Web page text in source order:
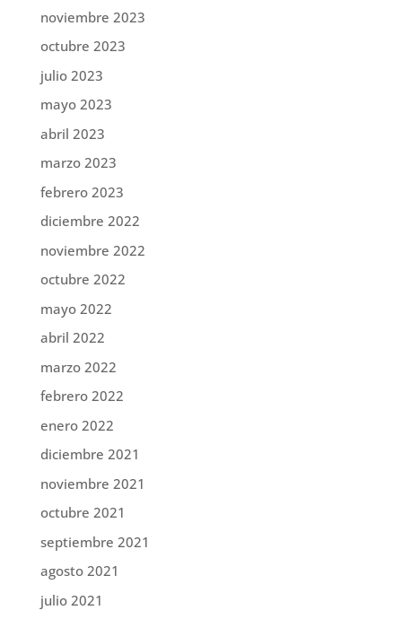
noviembre 2023
octubre 2023
julio 2023
mayo 2023
abril 2023
marzo 2023
febrero 2023
diciembre 2022
noviembre 2022
octubre 2022
mayo 2022
abril 2022
marzo 2022
febrero 2022
enero 2022
diciembre 2021
noviembre 2021
octubre 2021
septiembre 2021
agosto 2021
julio 2021